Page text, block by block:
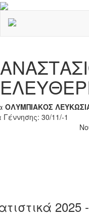
ΟΛΥΜΠΙΑΚΟΣ
30/11/-1
2025